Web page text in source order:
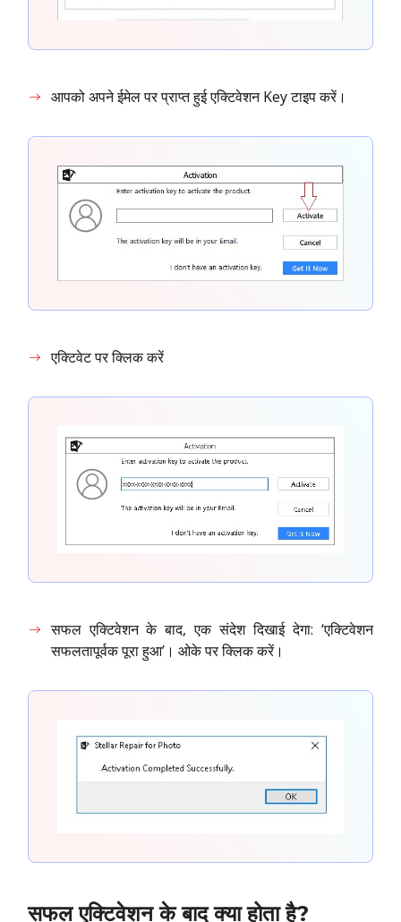
आपको अपने ईमेल पर प्राप्त हुई एक्टिवेशन Key टाइप करें।
एक्टिवेट पर क्लिक करें
सफल एक्टिवेशन के बाद, एक संदेश दिखाई देगा: ‘एक्टिवेशन
सफलतापूर्वक पूरा हुआ’। ओके पर क्लिक करें।
सफल एक्टिवेशन के बाद क्या होता है?